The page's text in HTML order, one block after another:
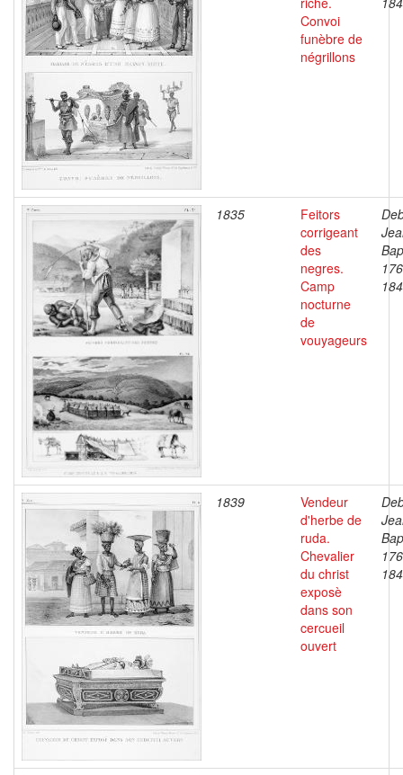
Convoi
funèbre de
négrillons
1835
Feitors
corrigeant
des
negres.
Camp
nocturne
de
vouyageurs
1839
Vendeur
d'herbe de
ruda.
Chevalier
du christ
exposè
dans son
cercueil
ouvert